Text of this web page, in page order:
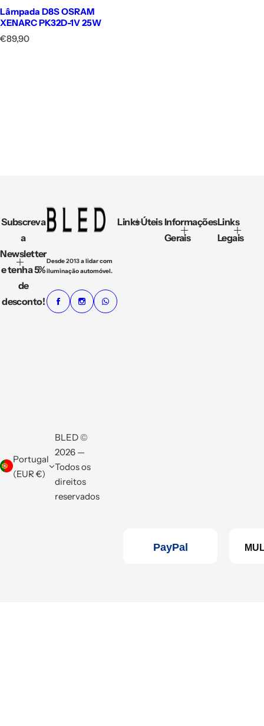
Lâmpada D8S OSRAM
XENARC PK32D-1V 25W
P
€89,90
Subscreva
a
Newsletter
e tenha 5%
de
desconto!
Desde2013a lidar com
iluminação automóvel.
Links ÚteisInformações
Gerais
Links
Legais
Portugal
(EUR €)
BLED ©
2026 —
Todos os
direitos
reservados